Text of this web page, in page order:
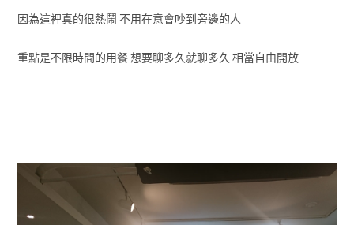
因為這裡真的很熱鬧 不用在意會吵到旁邊的人
重點是不限時間的用餐 想要聊多久就聊多久 相當自由開放